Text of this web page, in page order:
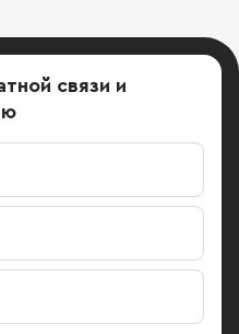
связи и